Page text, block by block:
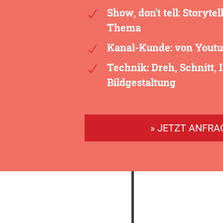
Show, don't tell:
Thema
Kanal-Kunde: von
Technik: Dreh, Schnitt,
Bildgestaltung
» JETZT